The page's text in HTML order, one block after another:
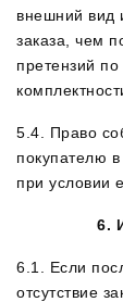
внешний вид
заказа, чем
претензий
5.4. Право
покупателю
при условии
6.
6.1. Если
отсутствие